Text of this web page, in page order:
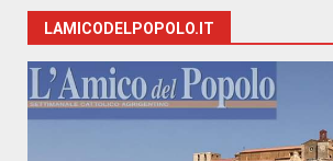
LAMICODELPOPOLO.IT